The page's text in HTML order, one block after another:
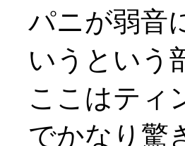
パニが弱音
いうという
ここはティ
でかなり驚